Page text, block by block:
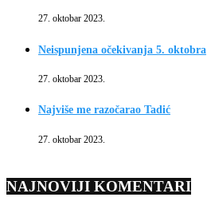
27. oktobar 2023.
Neispunjena očekivanja 5. oktobra
27. oktobar 2023.
Najviše me razočarao Tadić
27. oktobar 2023.
NAJNOVIJI KOMENTARI